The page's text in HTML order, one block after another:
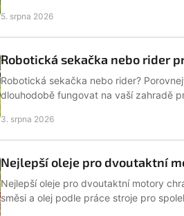
5. srpna 2026
Robotická sekačka nebo rider
Robotická sekačka nebo rider?
dlouhodobě fungovat na vaší zahradě
3. srpna 2026
Nejlepší oleje pro dvoutaktní
Nejlepší oleje pro dvoutaktní motory
směsi a olej podle práce stroje pro